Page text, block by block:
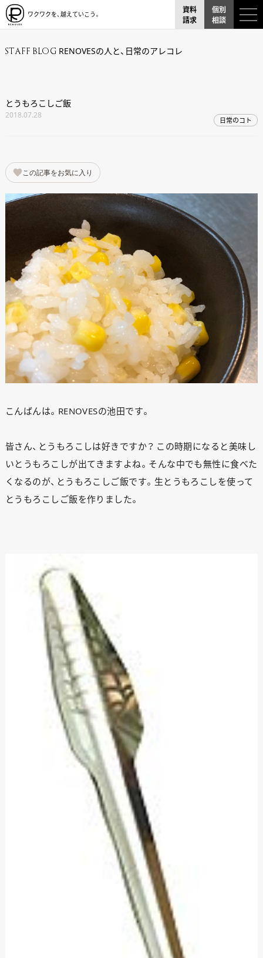
ワクワクを、越えていこう。
資料
請求
個別
相談
STAFF BLOG RENOVESの人と、日常のアレコレ
とうもろこしご飯
2018.07.28
日常のコト
この記事をお気に入り
こんばんは。RENOVESの池田です。
皆さん、とうもろこしは好きですか？ この時期になると美味し
いとうもろこしが出てきますよね。そんな中でも無性に食べた
くなるのが、とうもろこしご飯です。生とうもろこしを使って
とうもろこしご飯を作りました。